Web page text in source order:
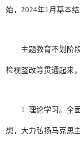
始，2024年1月基本结
主题教育不划阶
检视整改等贯通起来
1. 理论学习。全
想，大力弘扬马克思